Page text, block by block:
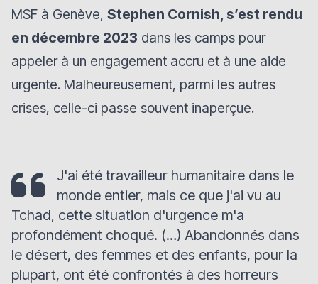
MSF à Genève, Stephen Cornish, s’est rendu
en décembre 2023 dans les camps pour
appeler à un engagement accru et à une aide
urgente. Malheureusement, parmi les autres
crises, celle-ci passe souvent inaperçue.
J'ai été travailleur humanitaire dans le
monde entier, mais ce que j'ai vu au
Tchad, cette situation d'urgence m'a
profondément choqué. (…) Abandonnés dans
le désert, des femmes et des enfants, pour la
plupart, ont été confrontés à des horreurs